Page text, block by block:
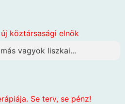
köztársasági elnök
vagyok liszkai...
Se terv, se pénz!